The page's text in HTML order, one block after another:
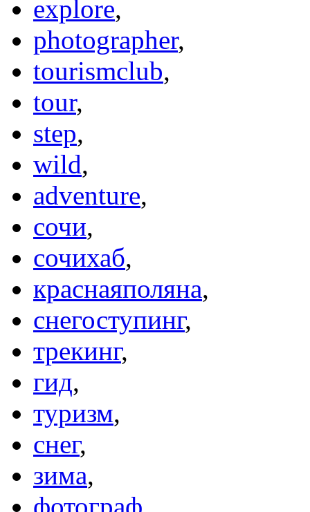
explore,
photographer,
tourismclub,
tour,
step,
wild,
adventure,
сочи,
сочихаб,
краснаяполяна,
снегоступинг,
трекинг,
гид,
туризм,
снег,
зима,
фотограф,